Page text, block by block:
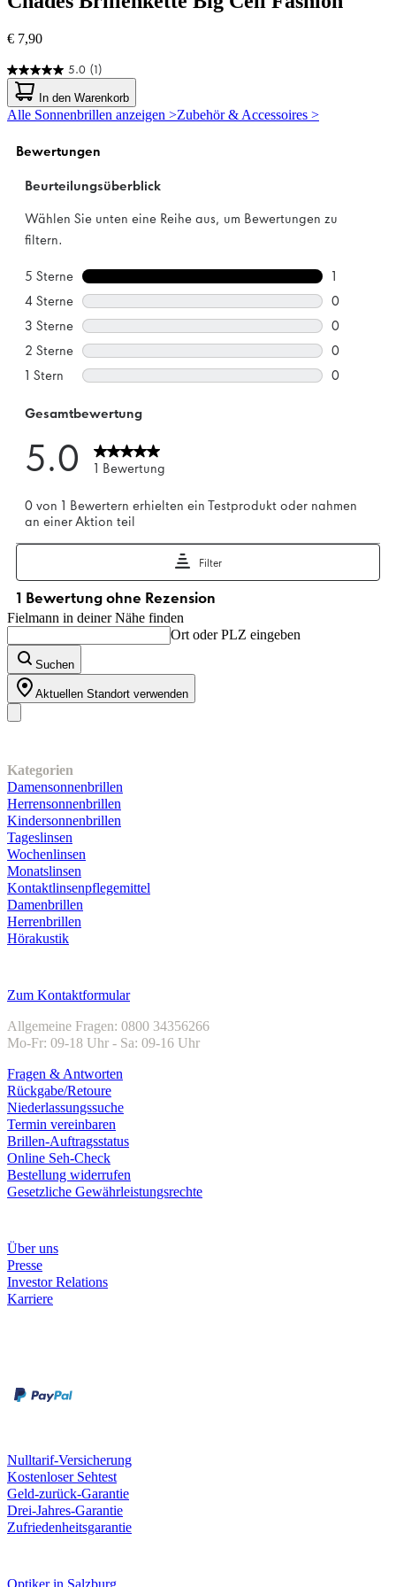
€ 7,90
5.0 (1)
5.0
von
5
Sternen.
Bewertung
In den Warenkorb
Alle Sonnenbrillen anzeigen >Zubehör & Accessoires >
Fielmann in deiner Nähe finden
Ort oder PLZ eingeben
Suchen
Aktuellen Standort verwenden
Kategorien
Damensonnenbrillen
Herrensonnenbrillen
Kindersonnenbrillen
Tageslinsen
Wochenlinsen
Monatslinsen
Kontaktlinsenpflegemittel
Damenbrillen
Herrenbrillen
Hörakustik
Zum Kontaktformular
Allgemeine Fragen: 0800 34356266
Mo-Fr: 09-18 Uhr - Sa: 09-16 Uhr
Fragen & Antworten
Rückgabe/Retoure
Niederlassungssuche
Termin vereinbaren
Brillen-Auftragsstatus
Online Seh-Check
Bestellung widerrufen
Gesetzliche Gewährleistungsrechte
Über uns
Presse
Investor Relations
Karriere
Nulltarif-Versicherung
Kostenloser Sehtest
Geld-zurück-Garantie
Drei-Jahres-Garantie
Zufriedenheitsgarantie